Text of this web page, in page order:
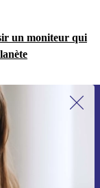
un moniteur qui
refurbed